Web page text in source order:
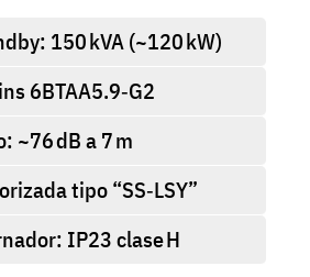
150 kVA (~120 kW)
6BTAA5.9‑G2
~76 dB a 7 m
tipo “SS‑LSY”
IP23 clase H